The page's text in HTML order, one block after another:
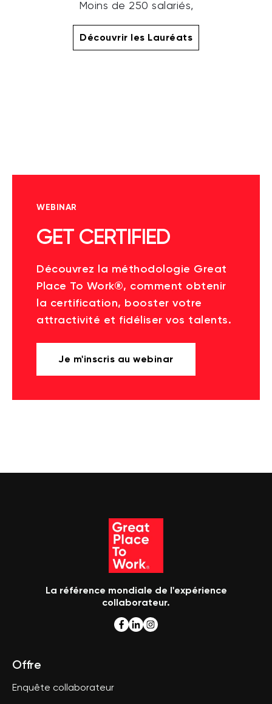
Moins de 250 salariés,
Découvrir les Lauréats
WEBINAR
GET CERTIFIED
Découvrez la méthodologie Great
Place To Work®, comment obtenir
la certification, booster votre
attractivité et fidéliser vos talents.
Je m'inscris au webinar
La référence mondiale de l'expérience
collaborateur.
Offre
Enquête collaborateur